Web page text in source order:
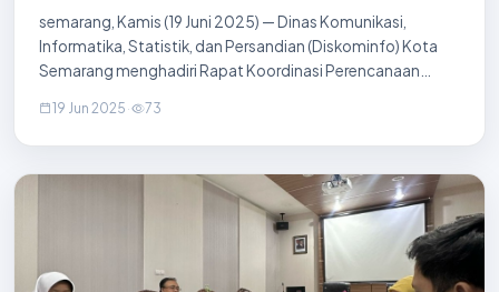
RW Tahun 2025
semarang, Kamis (19 Juni 2025) — Dinas Komunikasi,
Informatika, Statistik, dan Persandian (Diskominfo) Kota
Semarang menghadiri Rapat Koordinasi Perencanaan
sebagai bentuk persiapan teknis dan administrat
19 Jun 2025 · 73